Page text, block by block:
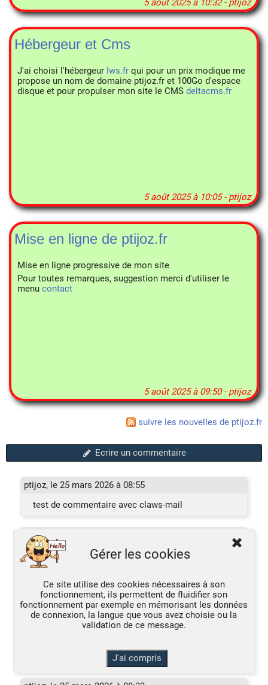
5 août 2025 à 10:32 - ptijoz
Hébergeur et Cms
J'ai choisi l'hébergeur lws.frqui pour un prix modique me
propose un nom de domaine ptijoz.fr et 100Go d'espace
disque et pour propulser mon site le CMS deltacms.fr
5 août 2025 à 10:05 - ptijoz
Mise en ligne de ptijoz.fr
Mise en ligne progressive de mon site
Pour toutes remarques, suggestion merci d'utiliser le
menu contact
5 août 2025 à 09:50 - ptijoz
suivre les nouvelles de ptijoz.fr
Ecrire un commentaire
ptijoz, le 25 mars 2026 à 08:55
test de commentaire avec claws-mail
ptijoz, le 25 mars 2026 à 08:52
essai12
ptijo, le 25 mars 2026 à 08:48
essai 2
un commentaire supplémentaire
Gérer les cookies
Ce site utilise des cookies nécessaires à son
fonctionnement, ils permettent de fluidifier son
fonctionnement par exemple en mémorisant les données
de connexion, la langue que vous avez choisie ou la
validation de ce message.